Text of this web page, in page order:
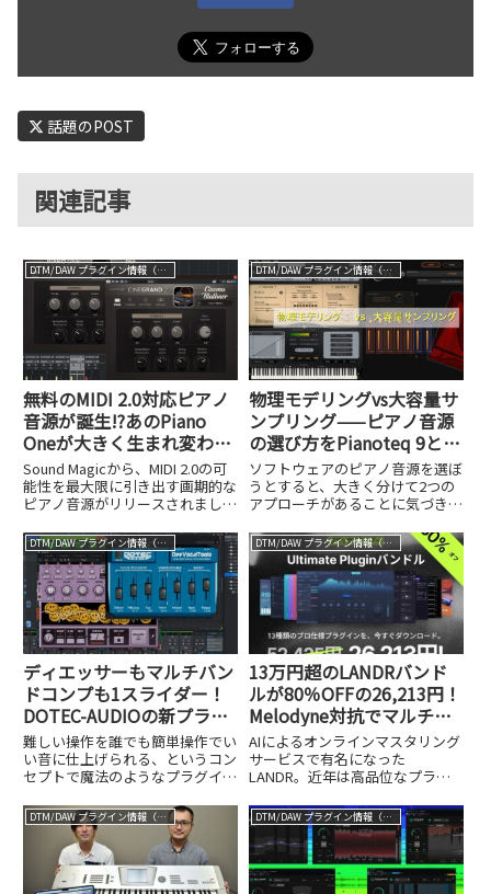
話題のPOST
関連記事
DTM/DAW プラグイン情報（VST AU AAX）
無料のMIDI 2.0対応ピアノ
音源が誕生!?あのPiano
Oneが大きく生まれ変わる
とともに、より高性能な
CineGrand2も登場
Sound Magicから、MIDI 2.0の可
能性を最大限に引き出す画期的な
ピアノ音源がリリースされまし
＝約30,000円、現在リリースセー
ル中で半額の$99＝約15,000円）
は世界初のフル機能...
DTM/DAW プラグイン情報（VST AU AAX）
物理モデリングvs大容量サ
ンプリング——ピアノ音源
の選び方をPianoteq 9と
Ivory 3 German Dで徹底検
証
ソフトウェアのピアノ音源を選ぼ
うとすると、大きく分けて2つの
アプローチがあることに気づきま
グ」、もうひとつは「大容量サン
プリング」です。どちらもリアル
なピアノサウンドを目指している
のは同じですが、その哲学も、使
い勝...
DTM/DAW プラグイン情報（VST AU AAX）
ディエッサーもマルチバン
ドコンプも1スライダー！
DOTEC-AUDIOの新プラグ
イン「DeeVocalTools」で
ボーカル処理が魔法のよう
に簡単に
難しい操作を誰でも簡単操作でい
い音に仕上げられる、というコン
セプトで魔法のようなプラグイン
ラグインメーカー、DOTEC-
AUDIO。そのDOTEC-AUDIOか
ら、今度はボーカル処理に特化し
た新プラグイン「De...
DTM/DAW プラグイン情報（VST AU AAX）
13万円超のLANDRバンド
ルが80％OFFの26,213円！
Melodyne対抗でマルチト
ラック編集可能なRePitch
2も誕生し年末セール開始
AIによるオンラインマスタリング
サービスで有名になった
LANDR。近年は高品位なプラグ
ントの開発にも注力しており、
DTMステーションでもたびたび紹
介してきました。そのLANDR
が、10月30日からブラックフラ
イ...
DTM/DAW プラグイン情報（VST AU AAX） DTM/DAW プラグイン情報（VST AU AAX）